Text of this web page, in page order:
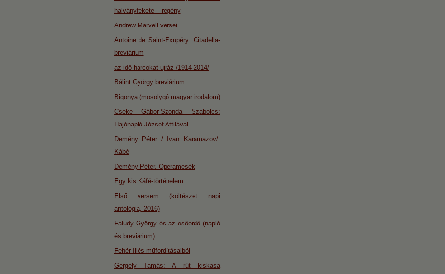
halványfekete – regény
Andrew Marvell versei
Antoine de Saint-Exupéry: Citadella-
breviárium
az idő harcokat ujráz /1914-2014/
Bálint György breviárium
Bigonya (mosolygó magyar irodalom)
Cseke Gábor-Szonda Szabolcs:
Hajónapló József Attilával
Demény Péter / Ivan Karamazov/:
Kábé
Demény Péter. Operamesék
Egy kis Káfé-történelem
Első versem (költészet napi
antológia, 2016)
Faludy György és az esőerdő (napló
és breviárium)
Fehér Illés műfordításaiból
Gergely Tamás: A rút kiskasa